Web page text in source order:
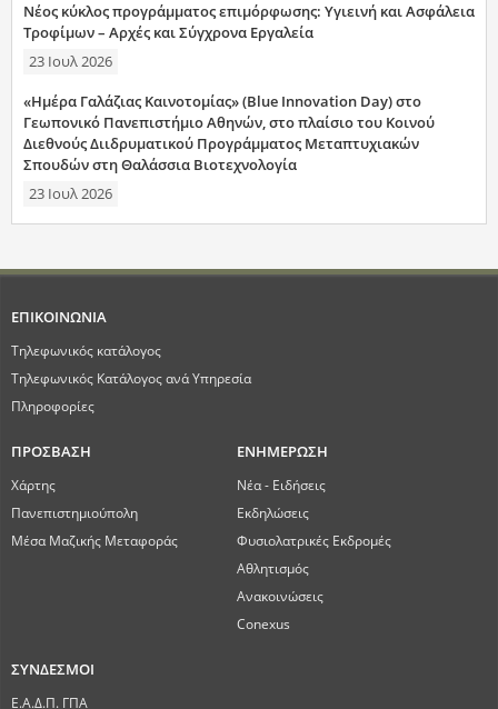
Νέος κύκλος προγράμματος επιμόρφωσης: Υγιεινή και Ασφάλεια
Τροφίμων – Αρχές και Σύγχρονα Εργαλεία
23 Ιουλ 2026
«Ημέρα Γαλάζιας Καινοτομίας» (Blue Innovation Day) στο
Γεωπονικό Πανεπιστήμιο Αθηνών, στο πλαίσιο του Κοινού
Διεθνούς Διιδρυματικού Προγράμματος Μεταπτυχιακών
Σπουδών στη Θαλάσσια Βιοτεχνολογία
23 Ιουλ 2026
ΕΠΙΚΟΙΝΩΝΙΑ
Τηλεφωνικός κατάλογος
Τηλεφωνικός Κατάλογος ανά Υπηρεσία
Πληροφορίες
ΠΡΟΣΒΑΣΗ
Χάρτης
Πανεπιστημιούπολη
Μέσα Μαζικής Μεταφοράς
ΕΝΗΜΕΡΩΣΗ
Νέα - Ειδήσεις
Εκδηλώσεις
Φυσιολατρικές Εκδρομές
Αθλητισμός
Ανακοινώσεις
Conexus
ΣΥΝΔΕΣΜΟΙ
Ε.Α.Δ.Π. ΓΠΑ